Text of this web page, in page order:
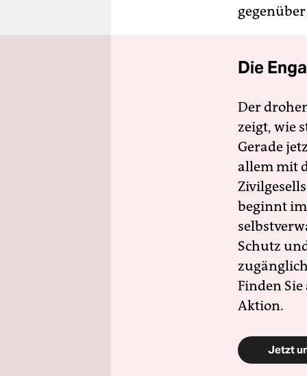
Die
Der
zeigt, wie
Gerade
allem mit
beginnt
Schutz
Finden
Aktion.
Jetzt